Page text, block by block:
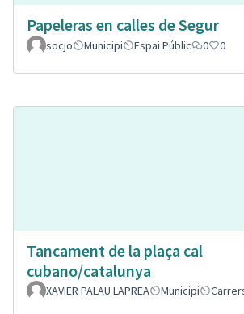
Papeleras en calles de Segur
socjo
Municipi Espai Públic 0 0
Tancament de la plaça cal
cubano/catalunya
XAVIER PALAU LAPREA Municipi